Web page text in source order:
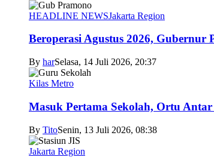
HEADLINE NEWSJakarta Region
Beroperasi Agustus 2026,
By harSelasa, 14 Juli 2026, 20:37
Kilas Metro
Masuk Pertama Sekolah, Ortu
By TitoSenin, 13 Juli 2026, 08:38
Jakarta Region